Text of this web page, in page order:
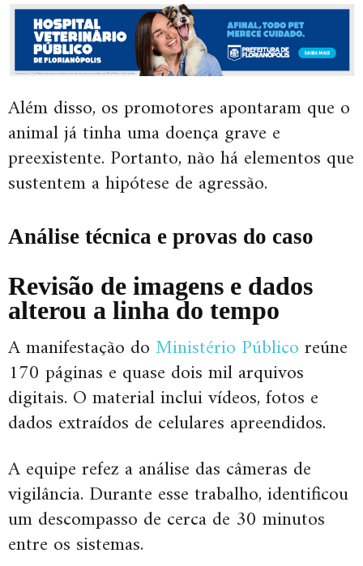
Além disso, os promotores apontaram que o
animal já tinha uma doença grave e
preexistente. Portanto, não há elementos que
sustentem a hipótese de agressão.
Análise técnica e provas do caso
Revisão de imagens e dados
alterou a linha do tempo
A manifestação doMinistério Públicoreúne
170 páginas e quase dois mil arquivos
digitais. O material inclui vídeos, fotos e
dados extraídos de celulares apreendidos.
A equipe refez a análise das câmeras de
vigilância. Durante esse trabalho, identificou
um descompasso de cerca de 30 minutos
entre os sistemas.